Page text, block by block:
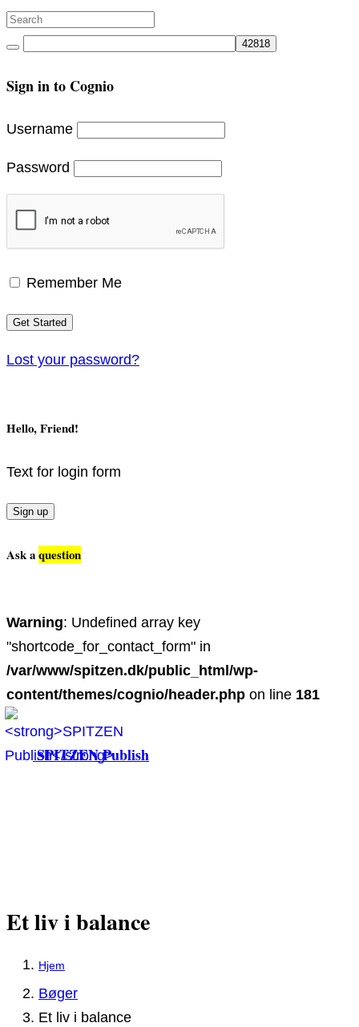
Search
for:
Search
Sign in to Cognio
Username
Password
Remember Me
Lost your password?
Hello, Friend!
Text for login form
Sign up
Ask aquestion
Warning: Undefined array key
"shortcode_for_contact_form" in
/var/www/spitzen.dk/public_html/wp-
content/themes/cognio/header.php on line 181
SPITZEN Publish
Et liv i balance
Bøger
Et liv i balance